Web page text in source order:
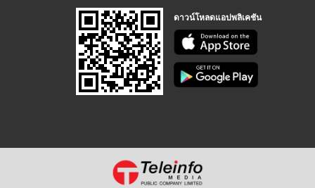
ดาวน์โหลดแอปพลิเคชัน